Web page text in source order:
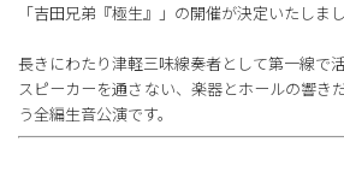
「吉田兄弟『極生』」の開催が決定いたしま
長きにわたり津軽三味線奏者として第一線で
スピーカーを通さない、楽器とホールの響き
う全編生音公演です。